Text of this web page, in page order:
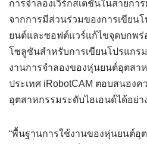
การจำลองเวิร์กสเตชันในสายกา
จากการมีส่วนร่วมของการเขียน
ยนต์และซอฟต์แวร์แก้ไขจุดบกพร่
โซลูชันสำหรับการเขียนโปรแกร
งานการจำลองของหุ่นยนต์อุตสา
ประเทศ iRobotCAM ตอบสนอง
อุตสาหกรรมระดับไฮเอนด์ได้อย่า
“พื้นฐานการใช้งานของหุ่นยนต์